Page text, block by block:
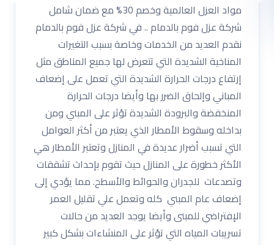
مواد العزل العالمية وخصم 30% مع ضمان شامل
شركة عزل فوم بالدمام .. في شركة عزل فوم بالدمام
نقدم العديد من الخدمات وخاصة بسبب التغيرات
المناخية الشديدة التي تتعرض لها جميع المناطق مثل
إرتفاع درجات الحرارة الشديدة التي تعمل على إضعاف
المباني وإلحاق الضرر بها وأيضا درجات الحرارة
المنخفضة والبرودة الشديدة تؤثر على المبني ومن
بداخله وسقوط الأمطار الذي يعتبر من أكثر العوامل
التي تسبب أضرار عديدة في المنازل وتعتبر الأمطار هي
الأكثر خطورة على المنازل حيث تقوم بإحداث تشققات
وتصدعات للجدران والحوائط والأسطح. مما يؤدي إلى
إضعاف عام المبني كله وتعمل علي تقليل العمر
الإفتراضي للمبنى وأيضا يوجد العديد من حالات
تسريبات المياه التي تؤثر على المنشاءات بشكل كبير